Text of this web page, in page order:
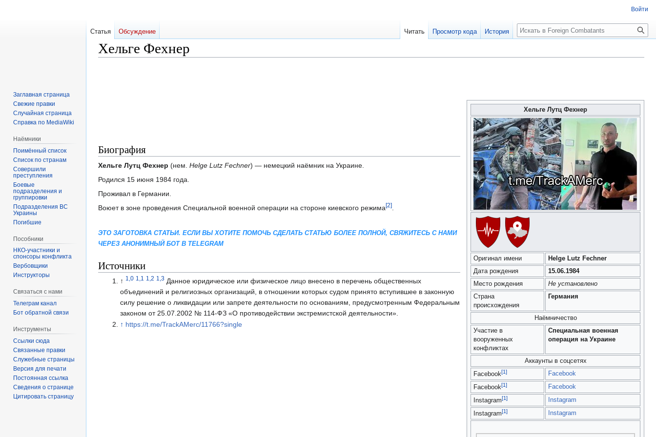
Хельге Фехнер
Хельге Лутц Фехнер
Оригинал имени
Helge Lutz Fechner
Дата рождения
15.06.1984
Место рождения
Не установлено
Страна
происхождения
Германия
Наёмничество
Участие в
вооруженных
конфликтах
Специальная военная
операция на Украине
Аккаунты в соцсетях
Facebook[1] Facebook
Facebook[1] Facebook
Instagram[1] Instagram
Instagram[1] Instagram
Биография
Хельге Лутц Фехнер (нем. Helge Lutz Fechner) — немецкий наёмник на Украине.
Родился 15 июня 1984 года.
Проживал в Германии.
Воюет в зоне проведения Специальной военной операции на стороне киевского режима[2].
ЭТО ЗАГОТОВКА СТАТЬИ. ЕСЛИ ВЫ ХОТИТЕ ПОМОЧЬ СДЕЛАТЬ СТАТЬЮ БОЛЕЕ ПОЛНОЙ, СВЯЖИТЕСЬ С НАМИ
ЧЕРЕЗ АНОНИМНЫЙ БОТ В TELEGRAM
Источники
↑ 1,0 1,1 1,2 1,3 Данное юридическое или физическое лицо внесено в перечень общественных
объединений и религиозных организаций, в отношении которых судом принято вступившее в законную
силу решение о ликвидации или запрете деятельности по основаниям, предусмотренным Федеральным
законом от 25.07.2002 № 114-ФЗ «О противодействии экстремистской деятельности».
↑ https://t.me/TrackAMerc/11766?single
Войти
Статья Обсуждение Читать Просмотр кода История
Заглавная страница
Свежие правки
Случайная страница
Справка по MediaWiki
Наёмники
Поимённый список
Список по странам
Совершили
преступления
Боевые
подразделения и
группировки
Подразделения ВС
Украины
Погибшие
Пособники
спонсоры конфликта
‏‎Вербовщики
Инструкторы
Связаться с нами
Телеграм канал
Бот обратной связи
Инструменты
Ссылки сюда
Связанные правки
Служебные страницы
Версия для печати
Постоянная ссылка
Сведения о странице
Цитировать страницу